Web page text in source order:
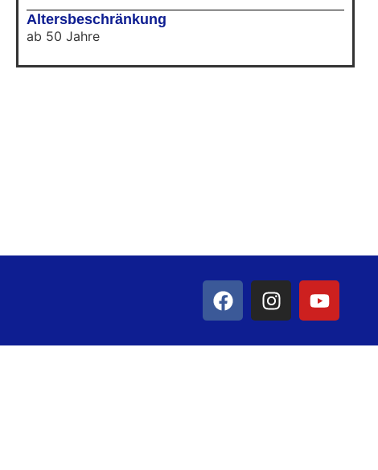
Altersbeschränkung
ab 50 Jahre